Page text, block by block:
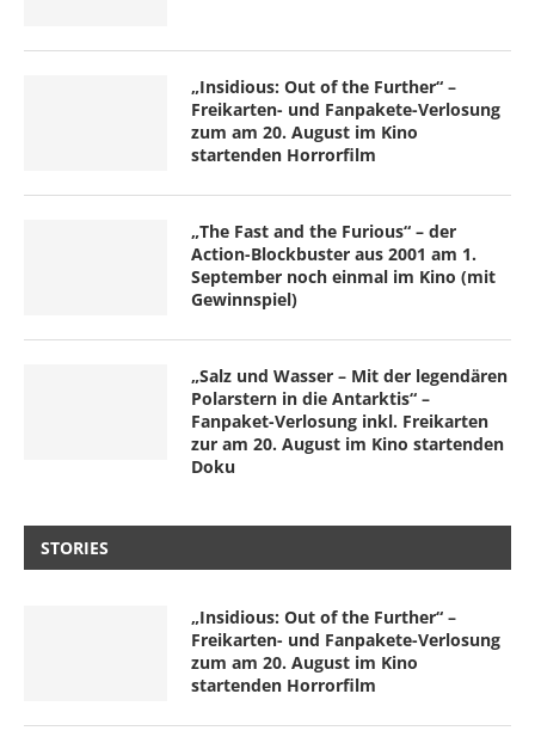
„Insidious: Out of the Further“ –
Freikarten- und Fanpakete-Verlosung
zum am 20. August im Kino
startenden Horrorfilm
„The Fast and the Furious“ – der
Action-Blockbuster aus 2001 am 1.
September noch einmal im Kino (mit
Gewinnspiel)
„Salz und Wasser – Mit der legendären
Polarstern in die Antarktis“ –
Fanpaket-Verlosung inkl. Freikarten
zur am 20. August im Kino startenden
Doku
STORIES
„Insidious: Out of the Further“ –
Freikarten- und Fanpakete-Verlosung
zum am 20. August im Kino
startenden Horrorfilm